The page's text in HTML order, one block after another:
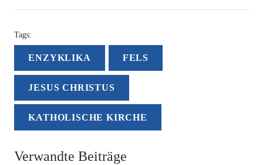
Tags:
ENZYKLIKA FELS
JESUS CHRISTUS
KATHOLISCHE KIRCHE
Verwandte Beiträge